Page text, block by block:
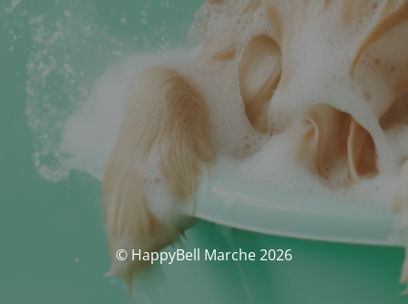
© HappyBell Marche 2026